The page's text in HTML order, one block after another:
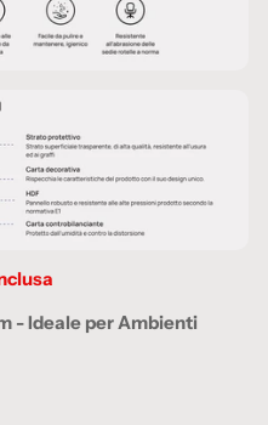
- Ideale per Ambienti